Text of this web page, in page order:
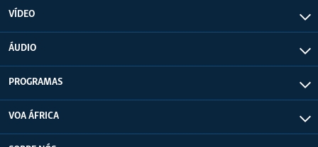
VÍDEO
ÁUDIO
PROGRAMAS
VOA ÁFRICA